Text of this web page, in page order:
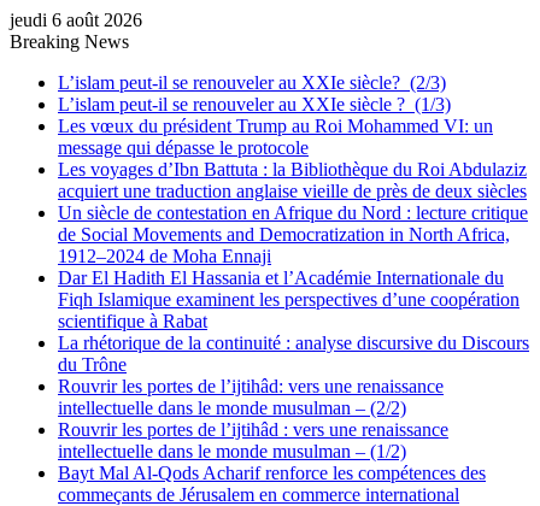
jeudi 6 août 2026
Breaking News
L’islam peut-il se renouveler au XXIe siècle? (2/3)
L’islam peut-il se renouveler au XXIe siècle ? (1/3)
Les vœux du président Trump au Roi Mohammed VI: un
message qui dépasse le protocole
Les voyages d’Ibn Battuta : la Bibliothèque du Roi Abdulaziz
acquiert une traduction anglaise vieille de près de deux siècles
Un siècle de contestation en Afrique du Nord : lecture critique
de Social Movements and Democratization in North Africa,
1912–2024 de Moha Ennaji
Dar El Hadith El Hassania et l’Académie Internationale du
Fiqh Islamique examinent les perspectives d’une coopération
scientifique à Rabat
La rhétorique de la continuité : analyse discursive du Discours
du Trône
Rouvrir les portes de l’ijtihâd: vers une renaissance
intellectuelle dans le monde musulman – (2/2)
Rouvrir les portes de l’ijtihâd : vers une renaissance
intellectuelle dans le monde musulman – (1/2)
Bayt Mal Al-Qods Acharif renforce les compétences des
commeçants de Jérusalem en commerce international